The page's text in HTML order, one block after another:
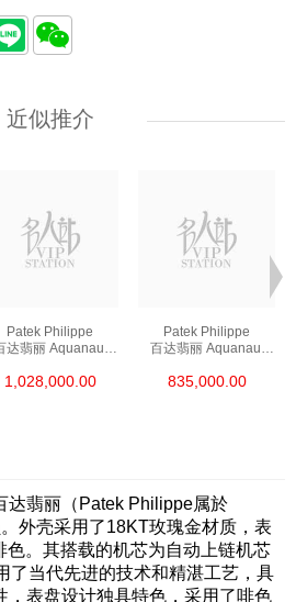
近似推介
Patek Philippe
达翡丽 Aquanaut
1,028,000.00
Patek Philippe
百达翡丽 Aquanaut
835,000.00
达翡丽（Patek Philippe属於
外壳采用了18KT玫瑰金材质，表
色。其搭载的机芯为自动上链机芯
了当代先进的技术和精湛工艺，具
，表盘设计独具特色，采用了啡色